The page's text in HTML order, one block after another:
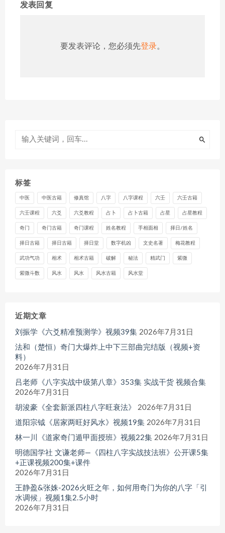
发表回复
要发表评论，您必须先登录。
标签
中医 中医古籍 修真馆 八字 八字课程 六壬 六壬古籍
六壬课程 六爻 六爻教程 占卜 占卜古籍 占星 占星教程
奇门 奇门古籍 奇门课程 姓名教程 手相面相 择日/姓名
择日古籍 择日古籍 择日堂 数字机凶 文史名著 梅花教程
武功气功 相术 相术古籍 破解 秘法 精武门 紫微
紫微斗数 风水 风水 风水古籍 风水堂
近期文章
刘振学《六爻精准预测学》视频39集 2026年7月31日
法和（楚恒）奇门大爆炸上中下三部曲完结版（视频+资
料）
2026年7月31日
吕老师《八字实战中级第八章》353集 实战干货 视频合集
2026年7月31日
胡浚豪《全套新派四柱八字旺衰法》
2026年7月31日
道阳宗钺《居家两旺好风水》视频19集 2026年7月31日
林一川《道家奇门遁甲面授班》视频22集 2026年7月31日
明德国学社 文谦老师—《四柱八字实战技法班》公开课5集
+正课视频200集+课件
2026年7月31日
王静盈&张姝-2026火旺之年，如何用奇门为你的八字「引
水调候」视频1集2.5小时
2026年7月31日